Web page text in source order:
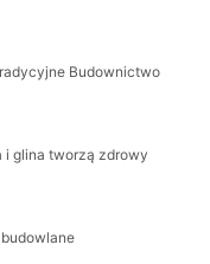
Budownictwo
i glina tworzą zdrowy